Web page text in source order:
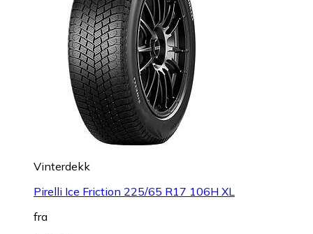
Vinterdekk
Pirelli Ice Friction 225/65 R17 106H XL
fra